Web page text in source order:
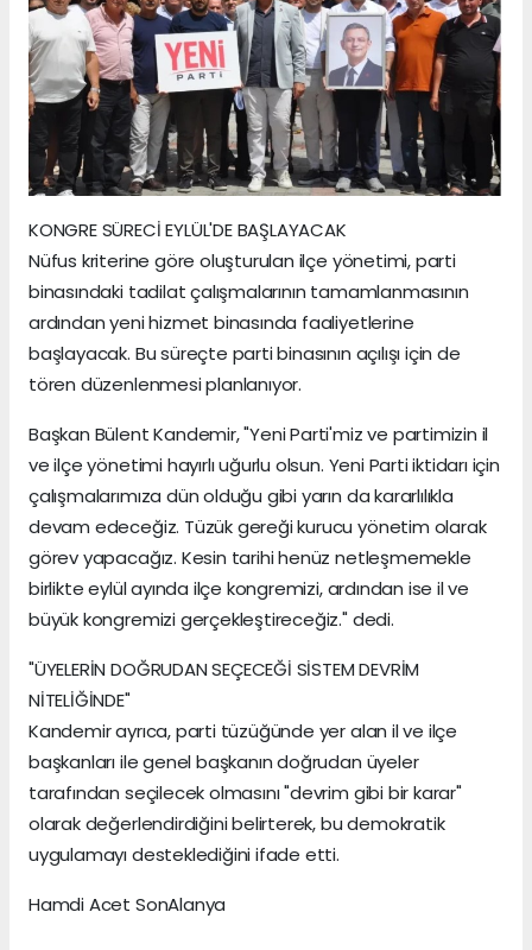
KONGRE SÜRECİ EYLÜL'DE BAŞLAYACAK
Nüfus kriterine göre oluşturulan ilçe yönetimi, parti
binasındaki tadilat çalışmalarının tamamlanmasının
ardından yeni hizmet binasında faaliyetlerine
başlayacak. Bu süreçte parti binasının açılışı için de
tören düzenlenmesi planlanıyor.
Başkan Bülent Kandemir, "Yeni Parti'miz ve partimizin il
ve ilçe yönetimi hayırlı uğurlu olsun. Yeni Parti iktidarı için
çalışmalarımıza dün olduğu gibi yarın da kararlılıkla
devam edeceğiz. Tüzük gereği kurucu yönetim olarak
görev yapacağız. Kesin tarihi henüz netleşmemekle
birlikte eylül ayında ilçe kongremizi, ardından ise il ve
büyük kongremizi gerçekleştireceğiz." dedi.
"ÜYELERİN DOĞRUDAN SEÇECEĞİ SİSTEM DEVRİM
NİTELİĞİNDE"
Kandemir ayrıca, parti tüzüğünde yer alan il ve ilçe
başkanları ile genel başkanın doğrudan üyeler
tarafından seçilecek olmasını "devrim gibi bir karar"
olarak değerlendirdiğini belirterek, bu demokratik
uygulamayı desteklediğini ifade etti.
Hamdi Acet SonAlanya